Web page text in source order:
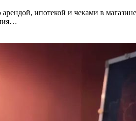
арендой, ипотекой и чеками в